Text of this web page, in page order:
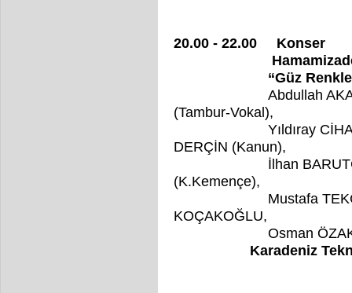
20.00 - 22.00 Konser
Hamamizade
“Güz Renkleri,
Abdullah
(Tambur-Vokal),
Yıldıray
DERÇİN (Kanun),
İlhan BARUTÇU
(K.Kemençe),
Mustafa TEKÇE
KOÇAKOĞLU,
Osman ÖZAKSU
Karadeniz